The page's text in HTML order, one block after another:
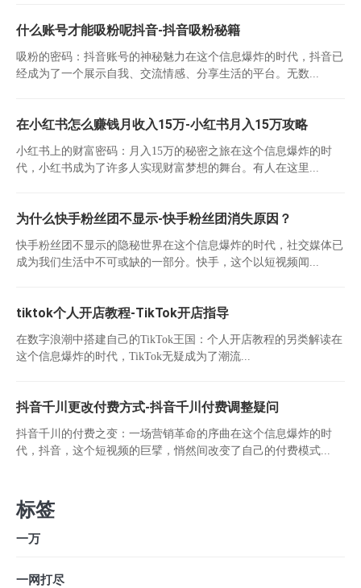
什么账号才能吸粉呢抖音-抖音吸粉秘籍
吸粉的密码：抖音账号的神秘魅力在这个信息爆炸的时代，抖音已
经成为了一个展示自我、交流情感、分享生活的平台。无数...
在小红书怎么赚钱月收入15万-小红书月入15万攻略
小红书上的财富密码：月入15万的秘密之旅在这个信息爆炸的时
代，小红书成为了许多人实现财富梦想的舞台。有人在这里...
为什么快手粉丝团不显示-快手粉丝团消失原因？
快手粉丝团不显示的隐秘世界在这个信息爆炸的时代，社交媒体已
成为我们生活中不可或缺的一部分。快手，这个以短视频闻...
tiktok个人开店教程-TikTok开店指导
在数字浪潮中搭建自己的TikTok王国：个人开店教程的另类解读在
这个信息爆炸的时代，TikTok无疑成为了潮流...
抖音千川更改付费方式-抖音千川付费调整疑问
抖音千川的付费之变：一场营销革命的序曲在这个信息爆炸的时
代，抖音，这个短视频的巨擘，悄然间改变了自己的付费模式...
标签
一万
一网打尽